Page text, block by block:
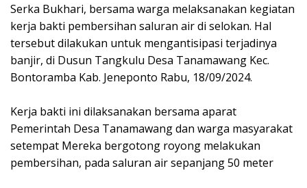
Serka Bukhari, bersama warga melaksanakan kegiatan
kerja bakti pembersihan saluran air di selokan. Hal
tersebut dilakukan untuk mengantisipasi terjadinya
banjir, di Dusun Tangkulu Desa Tanamawang Kec.
Bontoramba Kab. Jeneponto Rabu, 18/09/2024.
Kerja bakti ini dilaksanakan bersama aparat
Pemerintah Desa Tanamawang dan warga masyarakat
setempat Mereka bergotong royong melakukan
pembersihan, pada saluran air sepanjang 50 meter